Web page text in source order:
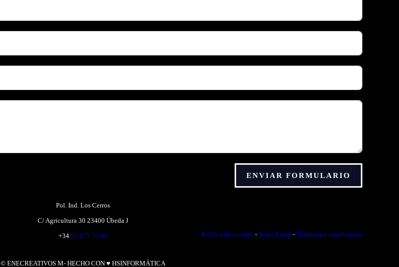
ENVIAR FORMULARIO
Pol. Ind. Los Cerros
C/ Agricultura 30 23400 Úbeda J
+34 953 75 73 82
© ENECREATIVOS M- HECHO CON ♥ HSINFORMÁTICA
Política de cookies -Aviso Legal - Términos y condiciones